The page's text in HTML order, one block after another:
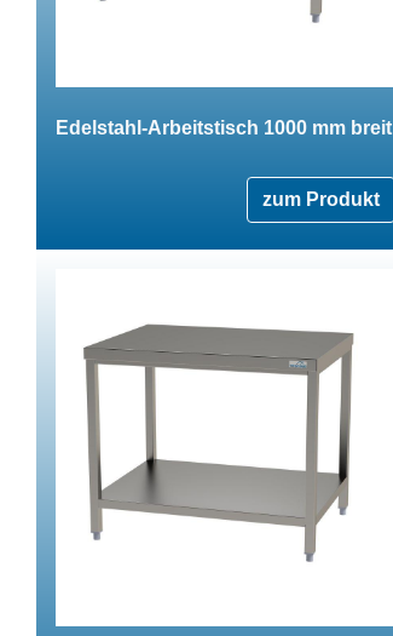
Edelstahl-Arbeitstisch 1000 mm breit
zum Produkt